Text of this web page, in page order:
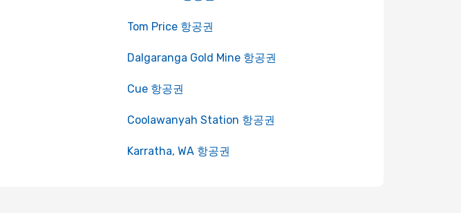
Tom Price 항공권
Dalgaranga Gold Mine 항공권
Cue 항공권
Coolawanyah Station 항공권
Karratha, WA 항공권